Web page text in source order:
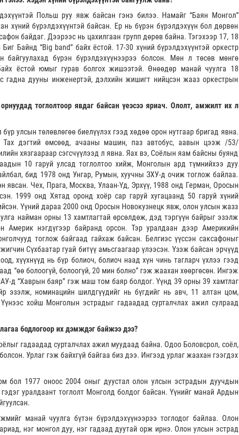
Польш руу явж байсан гэнэ билээ. Намайг “Баян Монгол”
хүний бүрэлдэхүүнтэй байсан. Ер нь бүрэн бүрэлдэхүүн бол дөрвөн
байдаг. Дээрээс нь цахилгаан групп дөрөв байна. Тэгэхээр 17, 18
Байнд “Big band” байх ёстой. 17-30 хүний бүрэлдэхүүнтэй оркестр
байгуулахад бүрэн бүрэлдэхүүнээрээ болсон. Мөн л төсөв мөнгө
ёстой юмыг гурав болгох жишээтэй. Өнөөдөр манай чуулга 18
гадна дууны инженертэй, дэлхийн жишигт нийцсэн жааз оркестрын
тоглолтоор явдаг байсан үеэсээ яриач. Ололт, амжилт их л
улсын төлөвлөгөө биелүүлэх гээд хөдөө орон нутгаар бригад явна.
Тах дэгтий өмсөөд, ачааны машин, паз автобус, аавын цээж /53/
хязгаараар сэгсчүүлээд л явна. Яах вэ, Соёлын яам байсны буянд
10 гаруй улсад тоглолтоо хийж, Монголын ард түмнийхээ дуу
бид 1978 онд Унгар, Румын, хуучны ЗХУ-д очиж тоглож байлаа.
явсан. Чех, Прага, Москва, Улаан-Үд, Эрхүү, 1988 онд Герман, Оросын
1999 онд Хятад оронд хоёр сар гаруй хугацаанд 50 гаруй хүний
Үүний дараа 2000 онд Оросын Новокузнецк явж, олон улсын жазз
найман орны 13 хамтлагтай өрсөлдөж, дэд тэргүүн байрыг эзэлж
нэгдүгээр байранд орсон. Тэр уралдаан дээр Америкийн
тоглож байгаад гайхаж байсан. Белгиэс үүссэн саксафоныг
Сүхбаатар гуай битүү амьсгаагаар үлээсэн. Үзэж байсан эрчүүд
хүүхнүүд нь бүр болиоч, болиоч наад хүн чинь тагларч үхлээ гээд
“өө болоогүй, болоогүй, 20 мин болно” гэж жаахан хөөргөсөн. Ингэж
д “Хаврын баяр” гэж маш том баяр болдог. Үүнд 39 орны 39 хамтлаг
эзэлж, номинацийн шилдгүүдийг нь бүгдийг нь авч, 11 алтан цом,
хойш Монголын эстрадыг гадаадад сурталчлах ажил сулраад
бодлогоор их дэмждэг байжээ дээ?
гадаадад сурталчлах ажил муудаад байна. Одоо Боловсрол, соёл,
Урлаг гэж байхгүй байгаа биз дээ. Ингээд урлаг жаахан гээгдэх
бол 1977 оноос 2004 оныг дуустал олон улсын эстрадын дуучдын
уралдаант тоглолт Монголд болдог байсан. Үүнийг манай Ардын
манай чуулга бүтэн бүрэлдэхүүнээрээ тоглодог байлаа. Олон
нэг монгол дуу, нэг гадаад дуутай орж ирнэ. Олон улсын эстрад